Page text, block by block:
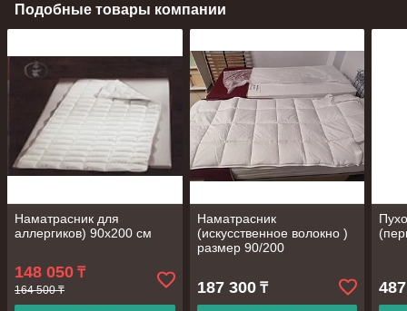
Подобные товары компании
Наматрасник для
аллергиков) 90х200 см
148 050 ₸
164 500 ₸
Наматрасник
(искусственное волокно )
размер 90/200
187 300₸